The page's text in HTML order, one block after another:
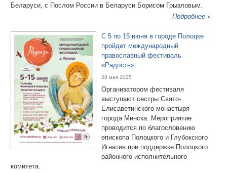
Беларуси, с Послом России в Беларуси Борисом Грызловым.
Подробнее »
С 5 по 15 июня в городе Полоцке
пройдет международный
православный фестиваль
«Радость»
28 мая 2025
Организатором фестиваля
выступают сестры Свято-
Елисаветинского монастыря
города Минска. Мероприятие
проводится по благословению
епископа Полоцкого и Глубокского
Игнатия при поддержке Полоцкого
районного исполнительного
комитета.